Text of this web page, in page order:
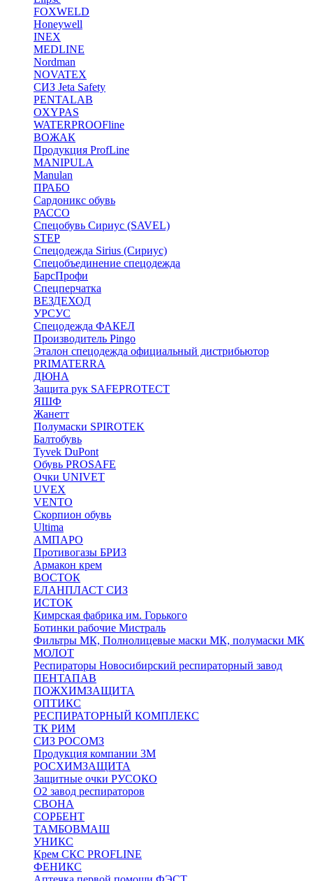
FOXWELD
Honeywell
INEX
MEDLINE
Nordman
NOVATEX
СИЗ Jeta Safety
PENTALAB
OXYPAS
WATERPROOFline
ВОЖАК
Продукция ProfLine
MANIPULA
Manulan
ПРАБО
Сардоникс обувь
РАССО
Спецобувь Сириус (SAVEL)
STEP
Спецодежда Sirius (Сириус)
Спецобъединение спецодежда
БарсПрофи
Спецперчатка
ВЕЗДЕХОД
УРСУС
Спецодежда ФАКЕЛ
Производитель Pingo
Эталон спецодежда официальный дистрибьютор
PRIMATERRA
ДЮНА
Защита рук SAFEPROTECT
ЯШФ
Жанетт
Полумаски SPIROTEK
Балтобувь
Tyvek DuPont
Обувь PROSAFE
Очки UNIVET
UVEX
VENTO
Скорпион обувь
Ultima
АМПАРО
Противогазы БРИЗ
Армакон крем
ВОСТОК
ЕЛАНПЛАСТ СИЗ
ИСТОК
Кимрская фабрика им. Горького
Ботинки рабочие Мистраль
Фильтры МК, Полнолицевые маски МК, полумаски МК
МОЛОТ
Респираторы Новосибирский респираторный завод
ПЕНТАПАВ
ПОЖХИМЗАЩИТА
ОПТИКС
РЕСПИРАТОРНЫЙ КОМПЛЕКС
ТК РИМ
СИЗ РОСОМЗ
Продукция компании 3M
РОСХИМЗАЩИТА
Защитные очки РУСОКО
О2 завод респираторов
СВОНА
СОРБЕНТ
ТАМБОВМАШ
УНИКС
Крем СКС PROFLINE
ФЕНИКС